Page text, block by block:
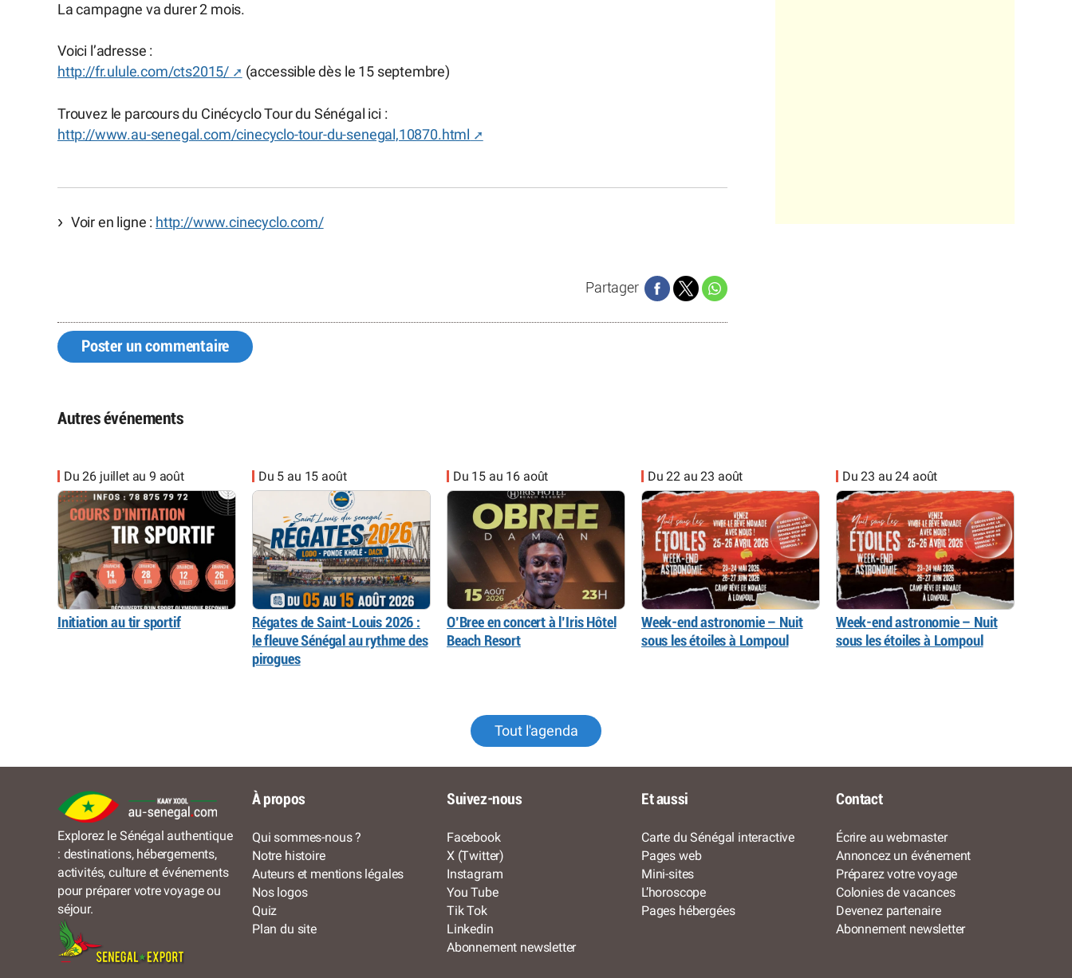
La campagne va durer 2 mois.
Voici l’adresse :
http://fr.ulule.com/cts2015/
(accessible dès le 15 septembre)
Trouvez le parcours du Cinécyclo Tour du Sénégal ici :
http://www.au-senegal.com/cinecyclo-tour-du-senegal,10870.html
Voir en ligne : http://www.cinecyclo.com/
Partager
Poster un commentaire
Autres événements
Du 26 juillet au 9 août
Initiation au tir sportif
Du 5 au 15 août
Régates de Saint-Louis 2026 :
le fleuve Sénégal au rythme des
pirogues
Du 15 au 16 août
O’Bree en concert à l’Iris Hôtel
Beach Resort
Du 22 au 23 août
Week-end astronomie – Nuit
sous les étoiles à Lompoul
Du 23 au 24 août
Week-end astronomie – Nuit
sous les étoiles à Lompoul
Tout l'agenda
Explorez le Sénégal authentique
: destinations, hébergements,
activités, culture et événements
pour préparer votre voyage ou
séjour.
À propos
Qui sommes-nous ?
Notre histoire
Auteurs et mentions légales
Nos logos
Quiz
Plan du site
Suivez-nous
Facebook
X (Twitter)
Instagram
You Tube
Tik Tok
Linkedin
Abonnement newsletter
Et aussi
Carte du Sénégal interactive
Pages web
Mini-sites
L’horoscope
Pages hébergées
Contact
Écrire au webmaster
Annoncez un événement
Préparez votre voyage
Colonies de vacances
Devenez partenaire
Abonnement newsletter